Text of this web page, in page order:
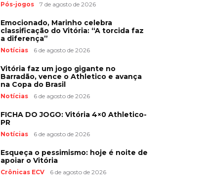
Pós-jogos 7 de agosto de 2026
Emocionado, Marinho celebra
classificação do Vitória: “A torcida faz
a diferença”
Notícias 6 de agosto de 2026
Vitória faz um jogo gigante no
Barradão, vence o Athletico e avança
na Copa do Brasil
Notícias 6 de agosto de 2026
FICHA DO JOGO: Vitória 4×0 Athletico-
PR
Notícias 6 de agosto de 2026
Esqueça o pessimismo: hoje é noite de
apoiar o Vitória
Crônicas ECV 6 de agosto de 2026